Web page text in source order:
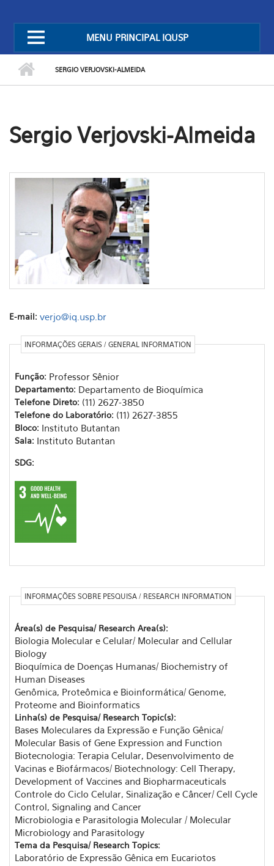
MENU PRINCIPAL IQUSP
SERGIO VERJOVSKI-ALMEIDA
Sergio Verjovski-Almeida
E-mail: verjo@iq.usp.br
INFORMAÇÕES GERAIS / GENERAL INFORMATION
Função: Professor Sênior
Departamento: Departamento de Bioquímica
Telefone Direto: (11) 2627-3850
Telefone do Laboratório: (11) 2627-3855
Bloco: Instituto Butantan
Sala: Instituto Butantan
SDG:
INFORMAÇÕES SOBRE PESQUISA / RESEARCH INFORMATION
Área(s) de Pesquisa/ Research Area(s):
Biologia Molecular e Celular/ Molecular and Cellular
Biology
Bioquímica de Doenças Humanas/ Biochemistry of
Human Diseases
Genômica, Proteômica e Bioinformática/ Genome,
Proteome and Bioinformatics
Linha(s) de Pesquisa/ Research Topic(s):
Bases Moleculares da Expressão e Função Gênica/
Molecular Basis of Gene Expression and Function
Biotecnologia: Terapia Celular, Desenvolvimento de
Vacinas e Biofármacos/ Biotechnology: Cell Therapy,
Development of Vaccines and Biopharmaceuticals
Controle do Ciclo Celular, Sinalização e Câncer/ Cell Cycle
Control, Signaling and Cancer
Microbiologia e Parasitologia Molecular / Molecular
Microbiology and Parasitology
Tema da Pesquisa/ Research Topics:
Laboratório de Expressão Gênica em Eucariotos